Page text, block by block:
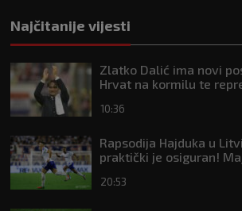
Najčitanije vijesti
Zlatko Dalić ima novi
Hrvat na kormilu te
10:36
Rapsodija Hajduka u
praktički je osiguran!
20:53